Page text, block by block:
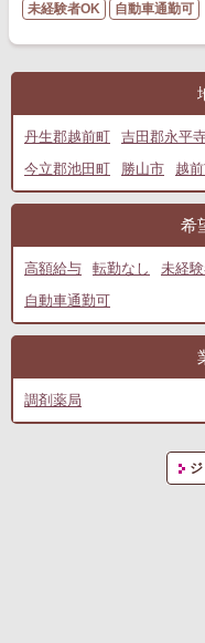
未経験者OK 自動車通勤可
丹生郡越前町 吉田郡永平
今立郡池田町
勝山市 越
希
高額給与 転勤なし 未経
自動車通勤可
調剤薬局